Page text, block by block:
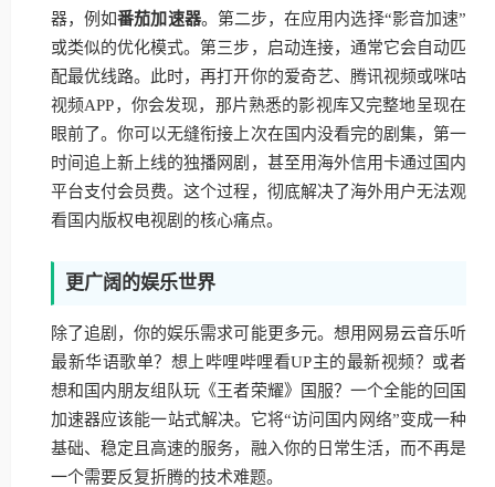
器，例如番茄加速器。第二步，在应用内选择“影音加速”
或类似的优化模式。第三步，启动连接，通常它会自动匹
配最优线路。此时，再打开你的爱奇艺、腾讯视频或咪咕
视频APP，你会发现，那片熟悉的影视库又完整地呈现在
眼前了。你可以无缝衔接上次在国内没看完的剧集，第一
时间追上新上线的独播网剧，甚至用海外信用卡通过国内
平台支付会员费。这个过程，彻底解决了海外用户无法观
看国内版权电视剧的核心痛点。
更广阔的娱乐世界
除了追剧，你的娱乐需求可能更多元。想用网易云音乐听
最新华语歌单？想上哔哩哔哩看UP主的最新视频？或者
想和国内朋友组队玩《王者荣耀》国服？一个全能的回国
加速器应该能一站式解决。它将“访问国内网络”变成一种
基础、稳定且高速的服务，融入你的日常生活，而不再是
一个需要反复折腾的技术难题。